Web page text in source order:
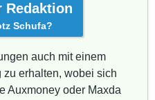
Redaktion
Schufa?
auch mit einem
erhalten, wobei sich
Auxmoney oder Maxda